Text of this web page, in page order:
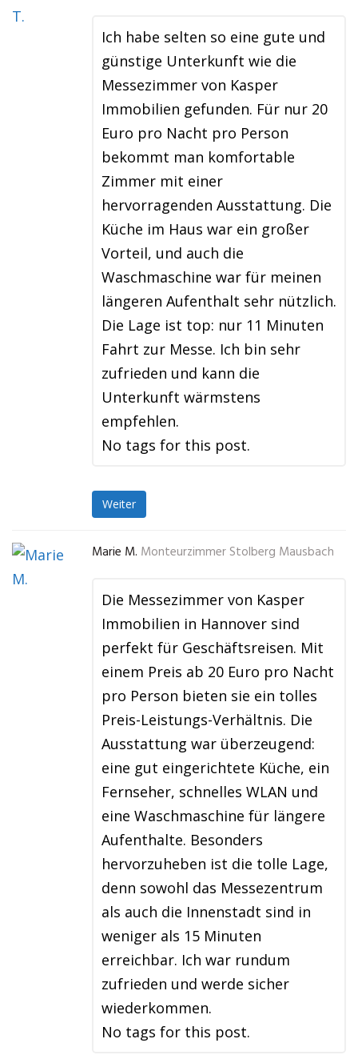
Ich habe selten so eine gute und
günstige Unterkunft wie die
Messezimmer von Kasper
Immobilien gefunden. Für nur 20
Euro pro Nacht pro Person
bekommt man komfortable
Zimmer mit einer
hervorragenden Ausstattung. Die
Küche im Haus war ein großer
Vorteil, und auch die
Waschmaschine war für meinen
längeren Aufenthalt sehr nützlich.
Die Lage ist top: nur 11 Minuten
Fahrt zur Messe. Ich bin sehr
zufrieden und kann die
Unterkunft wärmstens
empfehlen.
No tags for this post.
Weiter
Marie M. Monteurzimmer Stolberg Mausbach
Die Messezimmer von Kasper
Immobilien in Hannover sind
perfekt für Geschäftsreisen. Mit
einem Preis ab 20 Euro pro Nacht
pro Person bieten sie ein tolles
Preis-Leistungs-Verhältnis. Die
Ausstattung war überzeugend:
eine gut eingerichtete Küche, ein
Fernseher, schnelles WLAN und
eine Waschmaschine für längere
Aufenthalte. Besonders
hervorzuheben ist die tolle Lage,
denn sowohl das Messezentrum
als auch die Innenstadt sind in
weniger als 15 Minuten
erreichbar. Ich war rundum
zufrieden und werde sicher
wiederkommen.
No tags for this post.